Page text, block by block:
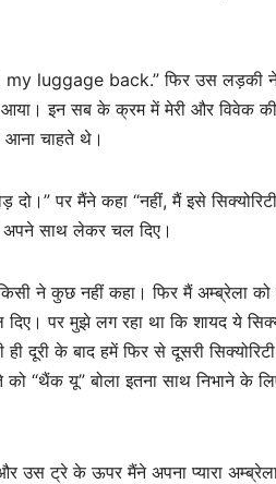
luggage back.” फिर उस लड़की ने
इन सब के क्रम में मेरी और विवेक की
आना चाहते थे।
पर मैंने कहा “नहीं, मैं इसे
अपने साथ लेकर चल दिए।
ने कुछ नहीं कहा। फिर मैं अम्ब्रेला
पर मुझे लग रहा था कि शायद ये
दूरी के बाद हमें फिर से दूसरी
“थैंक यू” बोला इतना साथ निभाने के
उस ट्रे के ऊपर मैंने अपना प्यारा